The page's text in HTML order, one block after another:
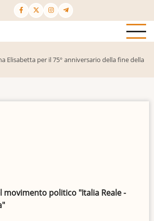
Elisabetta per il 75° anniversario della fine della
movimento politico "Italia Reale -